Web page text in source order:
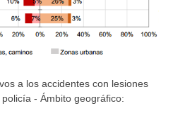
a los accidentes con lesiones
- Ámbito geográfico: